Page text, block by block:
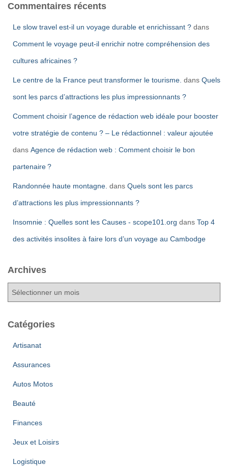
Commentaires récents
Le slow travel est-il un voyage durable et enrichissant ? dans
Comment le voyage peut-il enrichir notre compréhension des
cultures africaines ?
Le centre de la France peut transformer le tourisme. dans Quels
sont les parcs d’attractions les plus impressionnants ?
Comment choisir l’agence de rédaction web idéale pour booster
votre stratégie de contenu ? – Le rédactionnel : valeur ajoutée
dans Agence de rédaction web : Comment choisir le bon
partenaire ?
Randonnée haute montagne. dans Quels sont les parcs
d’attractions les plus impressionnants ?
Insomnie : Quelles sont les Causes - scope101.org dans Top 4
des activités insolites à faire lors d’un voyage au Cambodge
Archives
h
Catégories
Artisanat
Assurances
Autos Motos
Beauté
Finances
Jeux et Loisirs
Logistique